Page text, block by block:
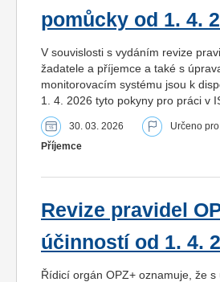
pomůcky od 1. 4.
V souvislosti s vydáním revize
žadatele a příjemce a také s
monitorovacím systému jsou k
1. 4. 2026 tyto pokyny pro práci v
30. 03. 2026 Určeno
Příjemce
Revize pravidel
účinností od 1. 4.
Řídicí orgán OPZ+ oznamuje, že s